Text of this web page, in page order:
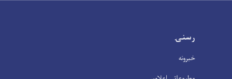
رسنۍ
خبرونه